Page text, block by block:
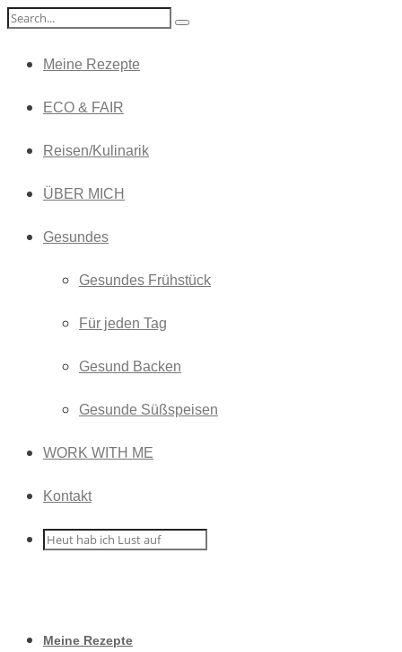
Meine Rezepte
ECO & FAIR
Reisen/Kulinarik
ÜBER MICH
Gesundes
Gesundes Frühstück
Für jeden Tag
Gesund Backen
Gesunde Süßspeisen
WORK WITH ME
Kontakt
Meine Rezepte